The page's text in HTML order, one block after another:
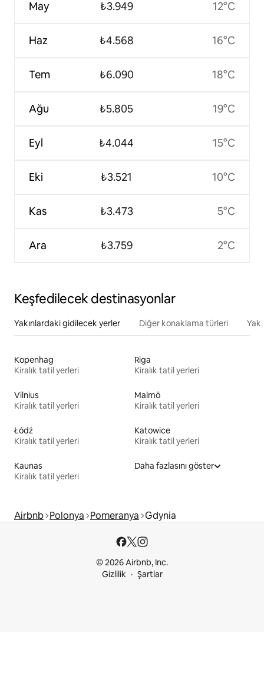
May
Haz
Tem
Ağu
Eyl
Eki
Kas
Ara
₺3.949
₺4.568
₺6.090
₺5.805
₺4.044
₺3.521
₺3.473
₺3.759
12°C
16°C
18°C
19°C
15°C
10°C
5°C
2°C
Keşfedilecek destinasyonlar
Yakınlardaki gidilecek yerler Diğer konaklama türleri
Kopenhag
Kiralık tatil yerleri
Riga
Kiralık tatil yerleri
Vilnius
Kiralık tatil yerleri
Malmö
Kiralık tatil yerleri
Łódź
Kiralık tatil yerleri
Katowice
Kiralık tatil yerleri
Kaunas
Kiralık tatil yerleri
Daha fazlasını göster
Airbnb Polonya Pomeranya Gdynia
© 2026 Airbnb, Inc.
Gizlilik
Şartlar